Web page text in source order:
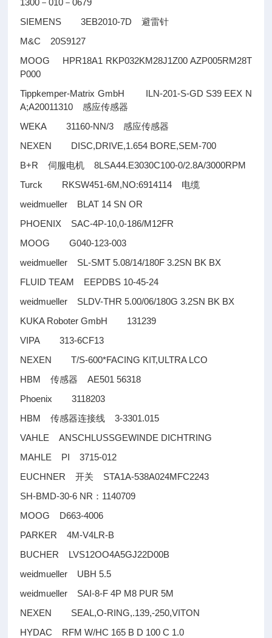
1300 －010 －0679
SIEMENS 3EB2010-7D避雷针
M&C 20S9127
MOOG HPR18A1 RKP032KM28J1Z00 AZP005RM28T
P000
Tippkemper-Matrix GmbH ILN-201-S-GD S39 EEX N
A;A20011310感应传感器
WEKA 31160-NN/3感应传感器
NEXEN DISC,DRIVE,1.654 BORE,SEM-700
B+R伺服电机 8LSA44.E3030C100-0/2.8A/3000RPM
Turck RKSW451-6M,NO:6914114 电缆
weidmueller BLAT 14 SN OR
PHOENIX SAC-4P-10,0-186/M12FR
MOOG G040-123-003
weidmueller SL-SMT 5.08/14/180F 3.2SN BK BX
FLUID TEAM EEPDBS 10-45-24
weidmueller SLDV-THR 5.00/06/180G 3.2SN BK BX
KUKA Roboter GmbH 131239
VIPA 313-6CF13
NEXEN T/S-600*FACING KIT,ULTRA LCO
HBM传感器
AE501 56318
Phoenix 3118203
HBM传感器连接线 3-3301.015
VAHLE ANSCHLUSSGEWINDE DICHTRING
MAHLE PI 3715-012
EUCHNER开关
STA1A-538A024MFC2243
SH-BMD-30-6 NR ： 1140709
MOOG D663-4006
PARKER 4M-V4LR-B
BUCHER LVS12OO4A5GJ22D00B
weidmueller UBH 5.5
weidmueller SAI-8-F 4P M8 PUR 5M
NEXEN SEAL,O-RING,.139,-250,VITON
HYDAC RFM W/HC 165 B D 100 C 1.0